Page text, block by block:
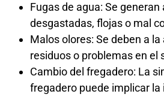
Fugas de agua: Se
desgastadas, flojas o mal
Malos olores: Se deben a
residuos o problemas en el
Cambio del fregadero: La
fregadero puede implicar la